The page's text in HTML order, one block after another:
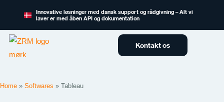
Innovative løsninger med dansk support og rådgivning – Alt vi
laver er med åben API og dokumentation
Kontakt os
Home » Softwares » Tableau